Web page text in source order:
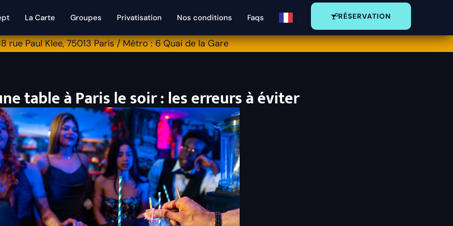
La Carte Groupes Privatisation Nos conditions Faqs RÉSERVATION
rue Paul Klee, 75013 Paris / Métro : 6 Quai de la Gare
table à Paris le soir : les erreurs à éviter